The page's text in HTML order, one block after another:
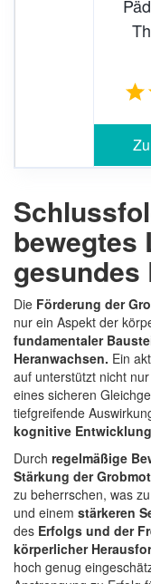
bewegtes
gesundes
Die Förderung der
nur ein Aspekt der
fundamentaler
Heranwachsen. Ein
auf unterstützt nicht
eines sicheren
tiefgreifende
kognitive
Durch regelmäßige
Stärkung der
zu beherrschen, was
und einem stärkeren
des Erfolgs und der
körperlicher
hoch genug